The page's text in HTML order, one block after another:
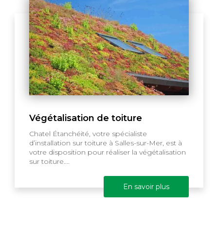
Végétalisation de toiture
Chatel Étanchéité, votre spécialiste
d’installation sur toiture à Salles-sur-Mer, est à
votre disposition pour réaliser la végétalisation
sur toiture....
En savoir plus